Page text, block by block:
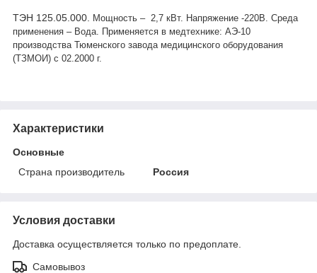
ТЭН 125.05.000. Мощность – 2,7 кВт. Напряжение -220В. Среда
применения – Вода.
Применяется в медтехнике: АЭ-10
производства Тюменского завода медицинского оборудования
(ТЗМОИ) с 02.2000 г.
Характеристики
Основные
Страна производитель
Россия
Условия доставки
Доставка осуществляется только по предоплате.
Самовывоз